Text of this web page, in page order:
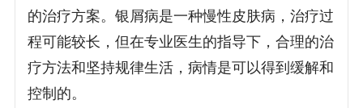
的治疗方案。银屑病是一种慢性皮肤病，治疗过
程可能较长，但在专业医生的指导下，合理的治
疗方法和坚持规律生活，病情是可以得到缓解和
控制的。